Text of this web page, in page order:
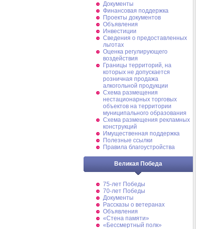
Документы
Финансовая поддержка
Проекты документов
Объявления
Инвестиции
Сведения о предоставленных
льготах
Оценка регулирующего
воздействия
Границы территорий, на
которых не допускается
розничная продажа
алкогольной продукции
Схема размещения
нестационарных торговых
объектов на территории
муниципального образования
Схема размещения рекламных
конструкций
Имущественная поддержка
Полезные ссылки
Правила благоустройства
Великая Победа
75-лет Победы
70-лет Победы
Документы
Рассказы о ветеранах
Объявления
«Стена памяти»
«Бессмертный полк»